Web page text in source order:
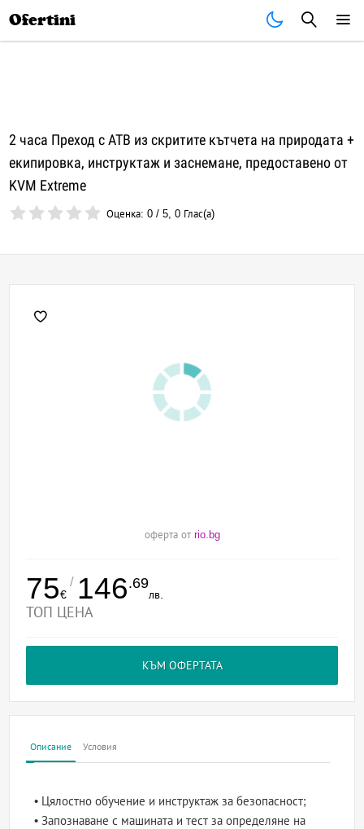
Ofertini
2 часа Преход с АТВ из скритите кътчета на природата +
екипировка, инструктаж и заснемане, предоставено от
KVM Extreme
Оценка:0 /5,0 Глас(а)
оферта от rio.bg
75€
/ 146.69
лв.
ТОП ЦЕНА
КЪМ ОФЕРТАТА
Описание Условия
• Цялостно обучение и инструктаж за безопасност;
• Запознаване с машината и тест за определяне на